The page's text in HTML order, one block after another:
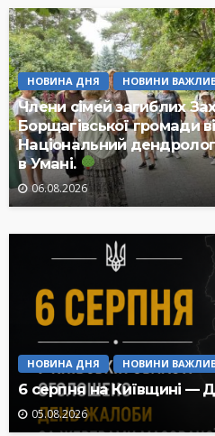
НОВИНА ДНЯ НОВИНИ
Члени сімей загиблих
Борщагівської громади
Національний
в Умані.
06.08.2026
НОВИНА ДНЯ НОВИНИ
6 серпня на Київщині —
05.08.2026